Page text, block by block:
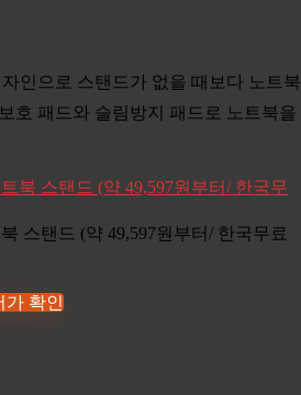
인으로 스탠드가 없을 때보다 노트북
호 패드와 슬림방지 패드로 노트북을
스탠드 (약 49,597원부터/ 한국무료
가 확인